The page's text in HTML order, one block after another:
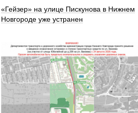
«Гейзер» на улице Пискунова в Нижнем
Новгороде уже устранен